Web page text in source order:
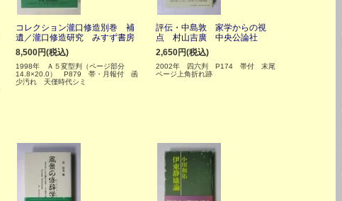
コレクション瀧口修造別巻 補
遺／瀧口修造研究 みすず書房
8,500円(税込)
1998年 Ａ５変型判（ページ部分
14.8×20.0） P879 帯・月報付 函
少汚れ 天僅時代シミ
評伝・中島敦 家学からの視
点 村山吉廣 中央公論社
2,650円(税込)
2002年 四六判 P174 帯付 末尾
ページ上角折れ跡